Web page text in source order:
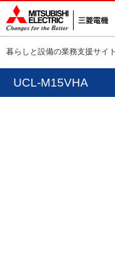
暮らしと設備の業務支援サイト
UCL-M15VHA